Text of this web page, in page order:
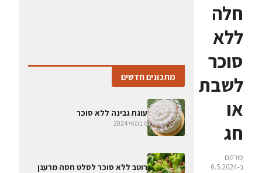
חלה
ללא
סוכר
לשבת
או
חג
פורסם
ב-6.5.2024
מתכונים חדשים
עוגת גבינה ללא סוכר
6 במאי 2024
רוטב ללא סוכר לסלט חסה מרענן